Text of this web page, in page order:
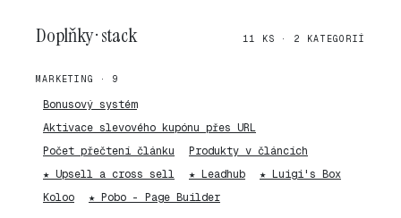
Doplňky · stack 11 KS · 2 KATEGORIÍ
MARKETING · 9
Bonusový systém
Aktivace slevového kupónu přes URL
Počet přečtení článku
Produkty v článcích
★ Upsell a cross sell
★ Leadhub
★ Luigi's Box
Koloo
★ Pobo - Page Builder